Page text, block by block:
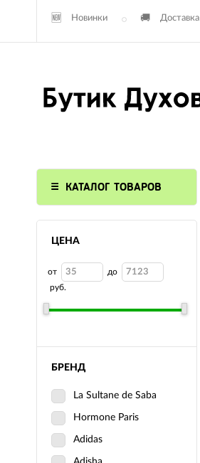
Новинки Доставка
КАТАЛОГ ТОВАРОВ
ЦЕНА
от
до
руб.
БРЕНД
La Sultane de Saba
Hormone Paris
Adidas